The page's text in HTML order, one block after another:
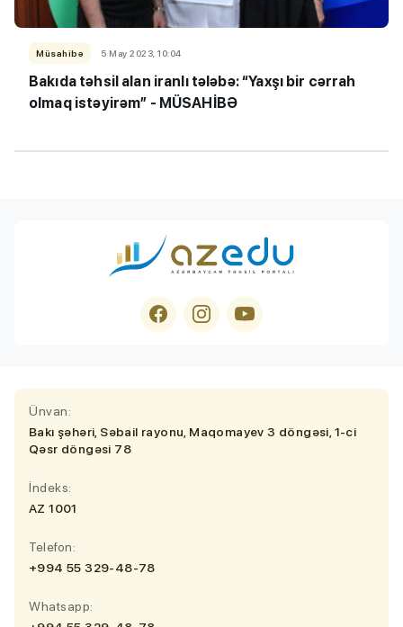
Müsahibə 5 May 2023, 10:04
Bakıda təhsil alan iranlı tələbə: “Yaxşı bir cərrah
olmaq istəyirəm” - MÜSAHİBƏ
Ünvan:
Bakı şəhəri, Səbail rayonu, Maqomayev 3 döngəsi, 1-ci
Qəsr döngəsi 78
İndeks:
AZ 1001
Telefon:
+994 55 329-48-78
Whatsapp: